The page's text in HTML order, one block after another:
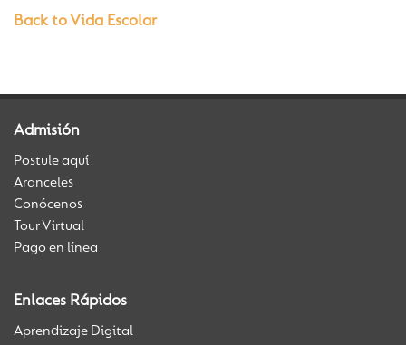
Back to Vida Escolar
Admisión
Postule aquí
Aranceles
Conócenos
Tour Virtual
Pago en línea
Enlaces Rápidos
Aprendizaje Digital